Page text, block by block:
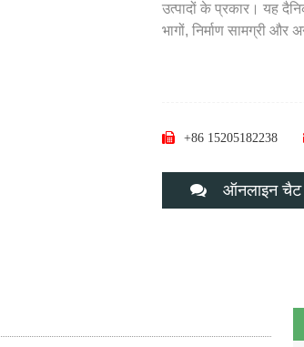
उत्पादों के प्रकार। यह
भागों, निर्माण सामग्री और
+86 15205182238
ऑनलाइन चैट